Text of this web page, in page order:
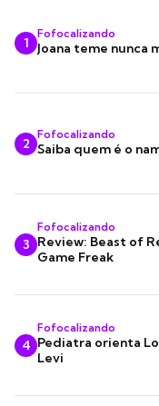
1
Fofocalizando
Joana teme nunca
2
Fofocalizando
Saiba quem é o
3
Fofocalizando
Review: Beast of
Game Freak
4
Fofocalizando
Pediatra orienta
Levi